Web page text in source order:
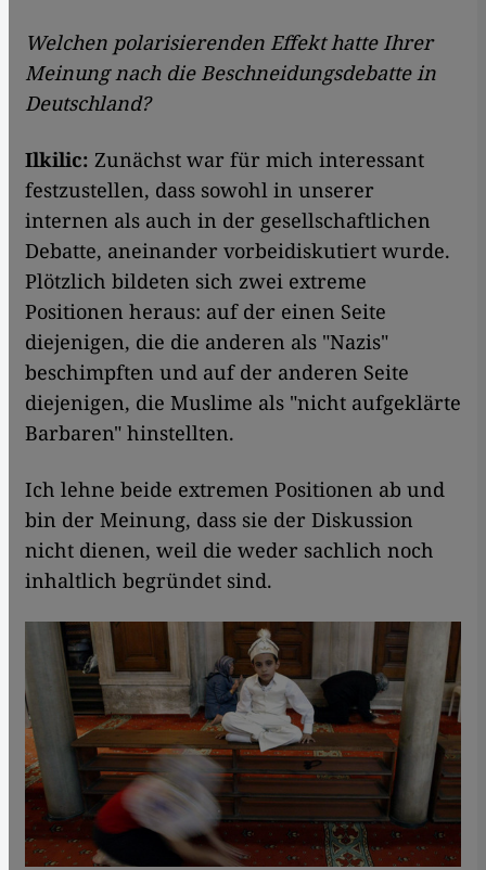
Welchen polarisierenden Effekt hatte Ihrer
Meinung nach die Beschneidungsdebatte in
Deutschland?
Ilkilic: Zunächst war für mich interessant
festzustellen, dass sowohl in unserer
internen als auch in der gesellschaftlichen
Debatte, aneinander vorbeidiskutiert wurde.
Plötzlich bildeten sich zwei extreme
Positionen heraus: auf der einen Seite
diejenigen, die die anderen als "Nazis"
beschimpften und auf der anderen Seite
diejenigen, die Muslime als "nicht aufgeklärte
Barbaren" hinstellten.
Ich lehne beide extremen Positionen ab und
bin der Meinung, dass sie der Diskussion
nicht dienen, weil die weder sachlich noch
inhaltlich begründet sind.